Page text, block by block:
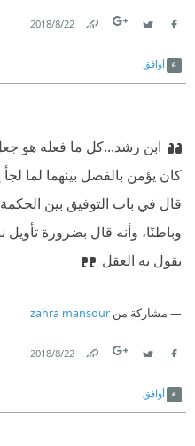
22‏/8‏/2018
أوافق
ابن رشد...كل ما فعله هو
كان يؤمن بالفصل بينهما لما
قال في باب التوفيق بين
وباطنًا، وأنه قال بضرورة
يقول به العقل
مشاركة من zahra mansour
22‏/8‏/2018
أوافق